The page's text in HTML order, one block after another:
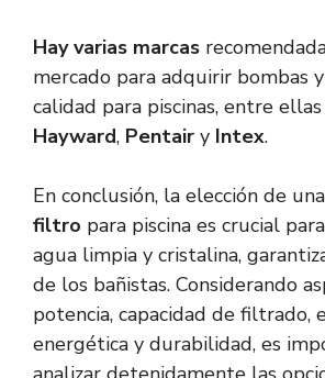
Hay varias marcas
mercado para adquirir bombas
calidad para piscinas, entre
Hayward, Pentair y Intex.
En conclusión, la elección de una
filtro para piscina es crucial
agua limpia y cristalina,
de los bañistas. Considerando
potencia, capacidad de filtrado,
energética y durabilidad, es